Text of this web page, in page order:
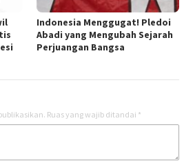
Indonesia Menggugat! Pledoi
Abadi yang Mengubah Sejarah
Perjuangan Bangsa
Ruas yang wajib ditandai *